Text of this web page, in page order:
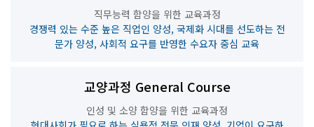
직무능력 함양을 위한 교육과정
경쟁력 있는 수준 높은 직업인 양성, 국제화 시대를 선도하는 전
문가 양성, 사회적 요구를 반영한 수요자 중심 교육
교양과정 General Course
인성 및 소양 함양을 위한 교육과정